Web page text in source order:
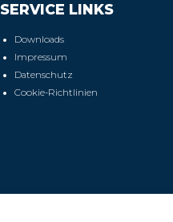
SERVICE LINKS
Downloads
Impressum
Datenschutz
Cookie-Richtlinien